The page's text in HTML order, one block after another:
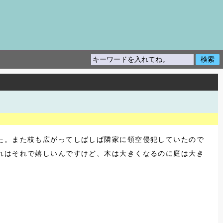
また枝も広がってしばしば隣家に領空侵犯していたので
それで嬉しいんですけど、木は大きくなるのに庭は大き